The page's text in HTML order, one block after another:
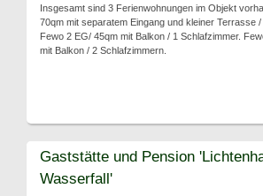
Insgesamt sind 3 Ferienwohnungen im Objekt
70qm mit separatem Eingang und kleiner Terrasse /
Fewo 2 EG/ 45qm mit Balkon / 1 Schlafzimmer.
mit Balkon / 2 Schlafzimmern.
Gaststätte und Pension
Wasserfall'